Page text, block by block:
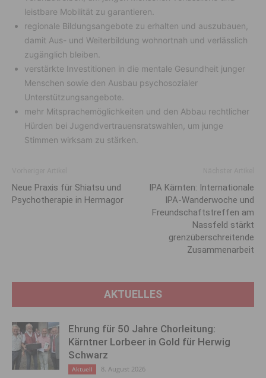
leistbare Mobilität zu garantieren.
regionale Bildungsangebote zu erhalten und auszubauen,
damit Aus- und Weiterbildung wohnortnah und verlässlich
zugänglich bleiben.
verstärkte Investitionen in die mentale Gesundheit junger
Menschen sowie den Ausbau psychosozialer
Unterstützungsangebote.
mehr Mitsprachemöglichkeiten und den Abbau rechtlicher
Hürden bei Jugendvertrauensratswahlen, um junge
Stimmen wirksam zu stärken.
Neue Praxis für Shiatsu und
Psychotherapie in Hermagor
IPA Kärnten: Internationale
IPA-Wanderwoche und
Freundschaftstreffen am
Nassfeld stärkt
grenzüberschreitende
Zusammenarbeit
AKTUELLES
Ehrung für 50 Jahre Chorleitung:
Kärntner Lorbeer in Gold für Herwig
Schwarz
Aktuell 8. August 2026